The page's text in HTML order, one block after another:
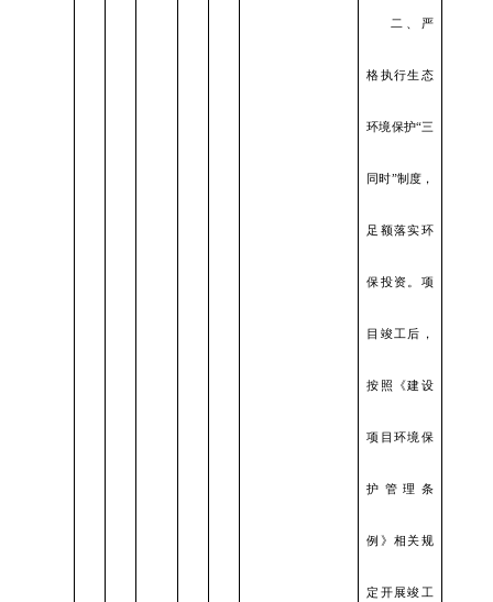
二、严
格执行生态
环境保护“三
同时”制度，
足额落实环
保投资。项
目竣工后，
按照《建设
项目环境保
护管理条
例》相关规
定开展竣工